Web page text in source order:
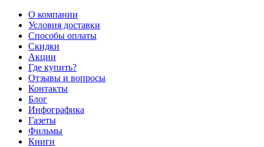
О компании
Условия доставки
Способы оплаты
Скидки
Акции
Где купить?
Отзывы и вопросы
Контакты
Блог
Инфографика
Газеты
Фильмы
Книги